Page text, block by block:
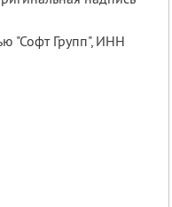
"Софт Групп", ИНН